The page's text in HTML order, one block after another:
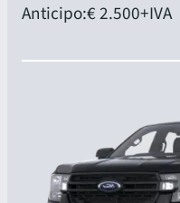
Anticipo:€ 2.500+IVA